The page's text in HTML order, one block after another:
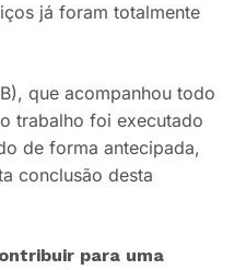
já foram totalmente
que acompanhou todo
trabalho foi executado
de forma antecipada,
conclusão desta
para uma